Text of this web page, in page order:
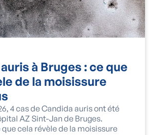
à Bruges : ce que
de la moisissure
4 cas de Candida auris ont été
AZ Sint-Jan de Bruges.
que cela révèle de la moisissure